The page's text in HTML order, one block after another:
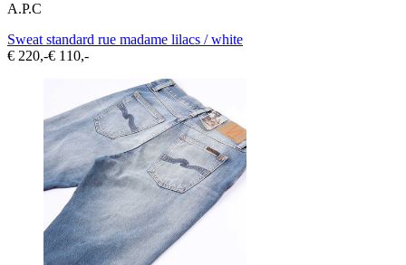
A.P.C
Sweat standard rue madame lilacs / white
€ 220,-€ 110,-